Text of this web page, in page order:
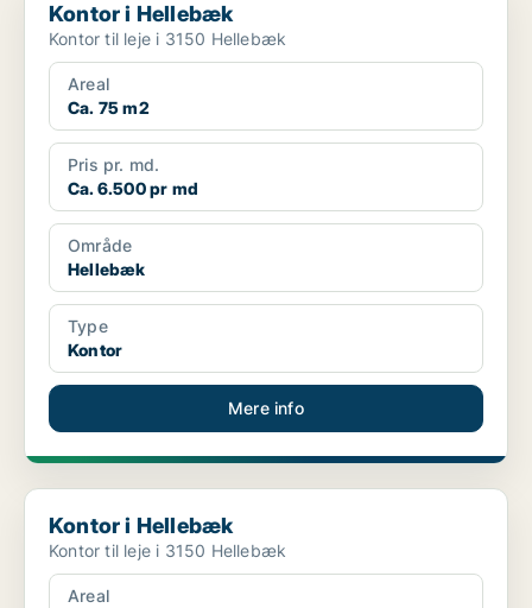
Kontor i Hellebæk
Kontor til leje i 3150 Hellebæk
Areal
Ca. 75 m2
Pris pr. md.
Ca. 6.500 pr md
Område
Hellebæk
Type
Kontor
Mere info
Kontor i Hellebæk
Kontor i Hellebæk
Kontor til leje i 3150 Hellebæk
Areal